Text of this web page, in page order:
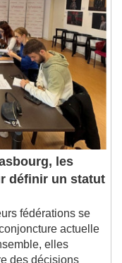
les
définir un statut
fédérations se
actuelle
elles